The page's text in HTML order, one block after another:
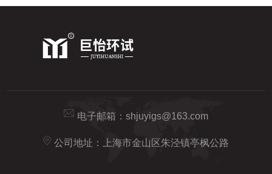
电子邮箱： shjuyigs@163.com
公司地址：上海市金山区朱泾镇亭枫公路